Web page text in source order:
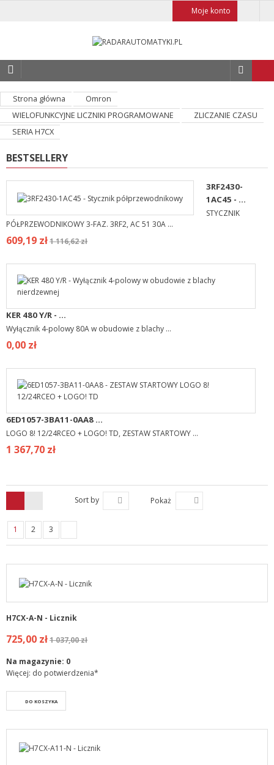
Moje konto
Strona główna
Omron
WIELOFUNKCYJNE LICZNIKI PROGRAMOWANE
ZLICZANIE CZASU
SERIA H7CX
BESTSELLERY
3RF2430-
1AC45 - ...
STYCZNIK
PÓŁPRZEWODNIKOWY 3-FAZ. 3RF2, AC 51 30A ...
609,19 zł1 116,62 zł
KER 480 Y/R - ...
Wyłącznik 4-polowy 80A w obudowie z blachy ...
0,00 zł
6ED1057-3BA11-0AA8 ...
LOGO 8! 12/24RCEO + LOGO! TD, ZESTAW STARTOWY ...
1 367,70 zł
Sort by Pokaż
1 2 3
H7CX-A-N - Licznik
725,00 zł1 037,00 zł
Na magazynie: 0
Więcej: do potwierdzenia*
DO KOSZYKA